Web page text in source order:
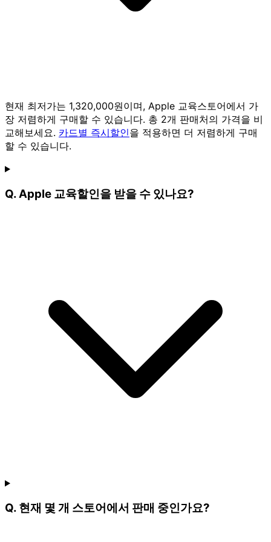
현재 최저가는 1,320,000원이며, Apple 교육스토어에서 가
장 저렴하게 구매할 수 있습니다. 총 2개 판매처의 가격을 비
교해보세요. 카드별 즉시할인을 적용하면 더 저렴하게 구매
할 수 있습니다.
Q. Apple 교육할인을 받을 수 있나요?
Q. 현재 몇 개 스토어에서 판매 중인가요?